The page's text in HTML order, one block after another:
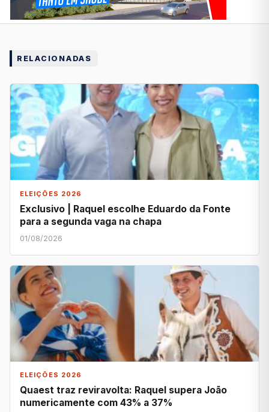
RELACIONADAS
ELEIÇÕES 2026
Exclusivo | Raquel escolhe Eduardo da Fonte
para a segunda vaga na chapa
01/08/2026
ELEIÇÕES 2026
Quaest traz reviravolta: Raquel supera João
numericamente com 43% a 37%